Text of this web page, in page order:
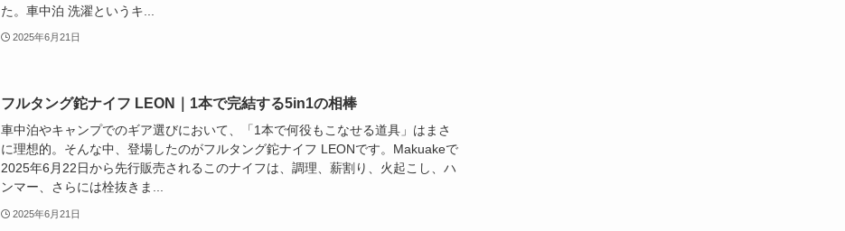
た。車中泊 洗濯というキ...
2025年6月21日
フルタング鉈ナイフ LEON｜1本で完結する5in1の相棒
車中泊やキャンプでのギア選びにおいて、「1本で何役もこなせる道具」はまさ
に理想的。そんな中、登場したのがフルタング鉈ナイフ LEONです。Makuakeで
2025年6月22日から先行販売されるこのナイフは、調理、薪割り、火起こし、ハ
ンマー、さらには栓抜きま...
2025年6月21日